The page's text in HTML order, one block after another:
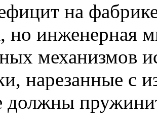
на
но инженерная
механизмов
нарезанные с
должны